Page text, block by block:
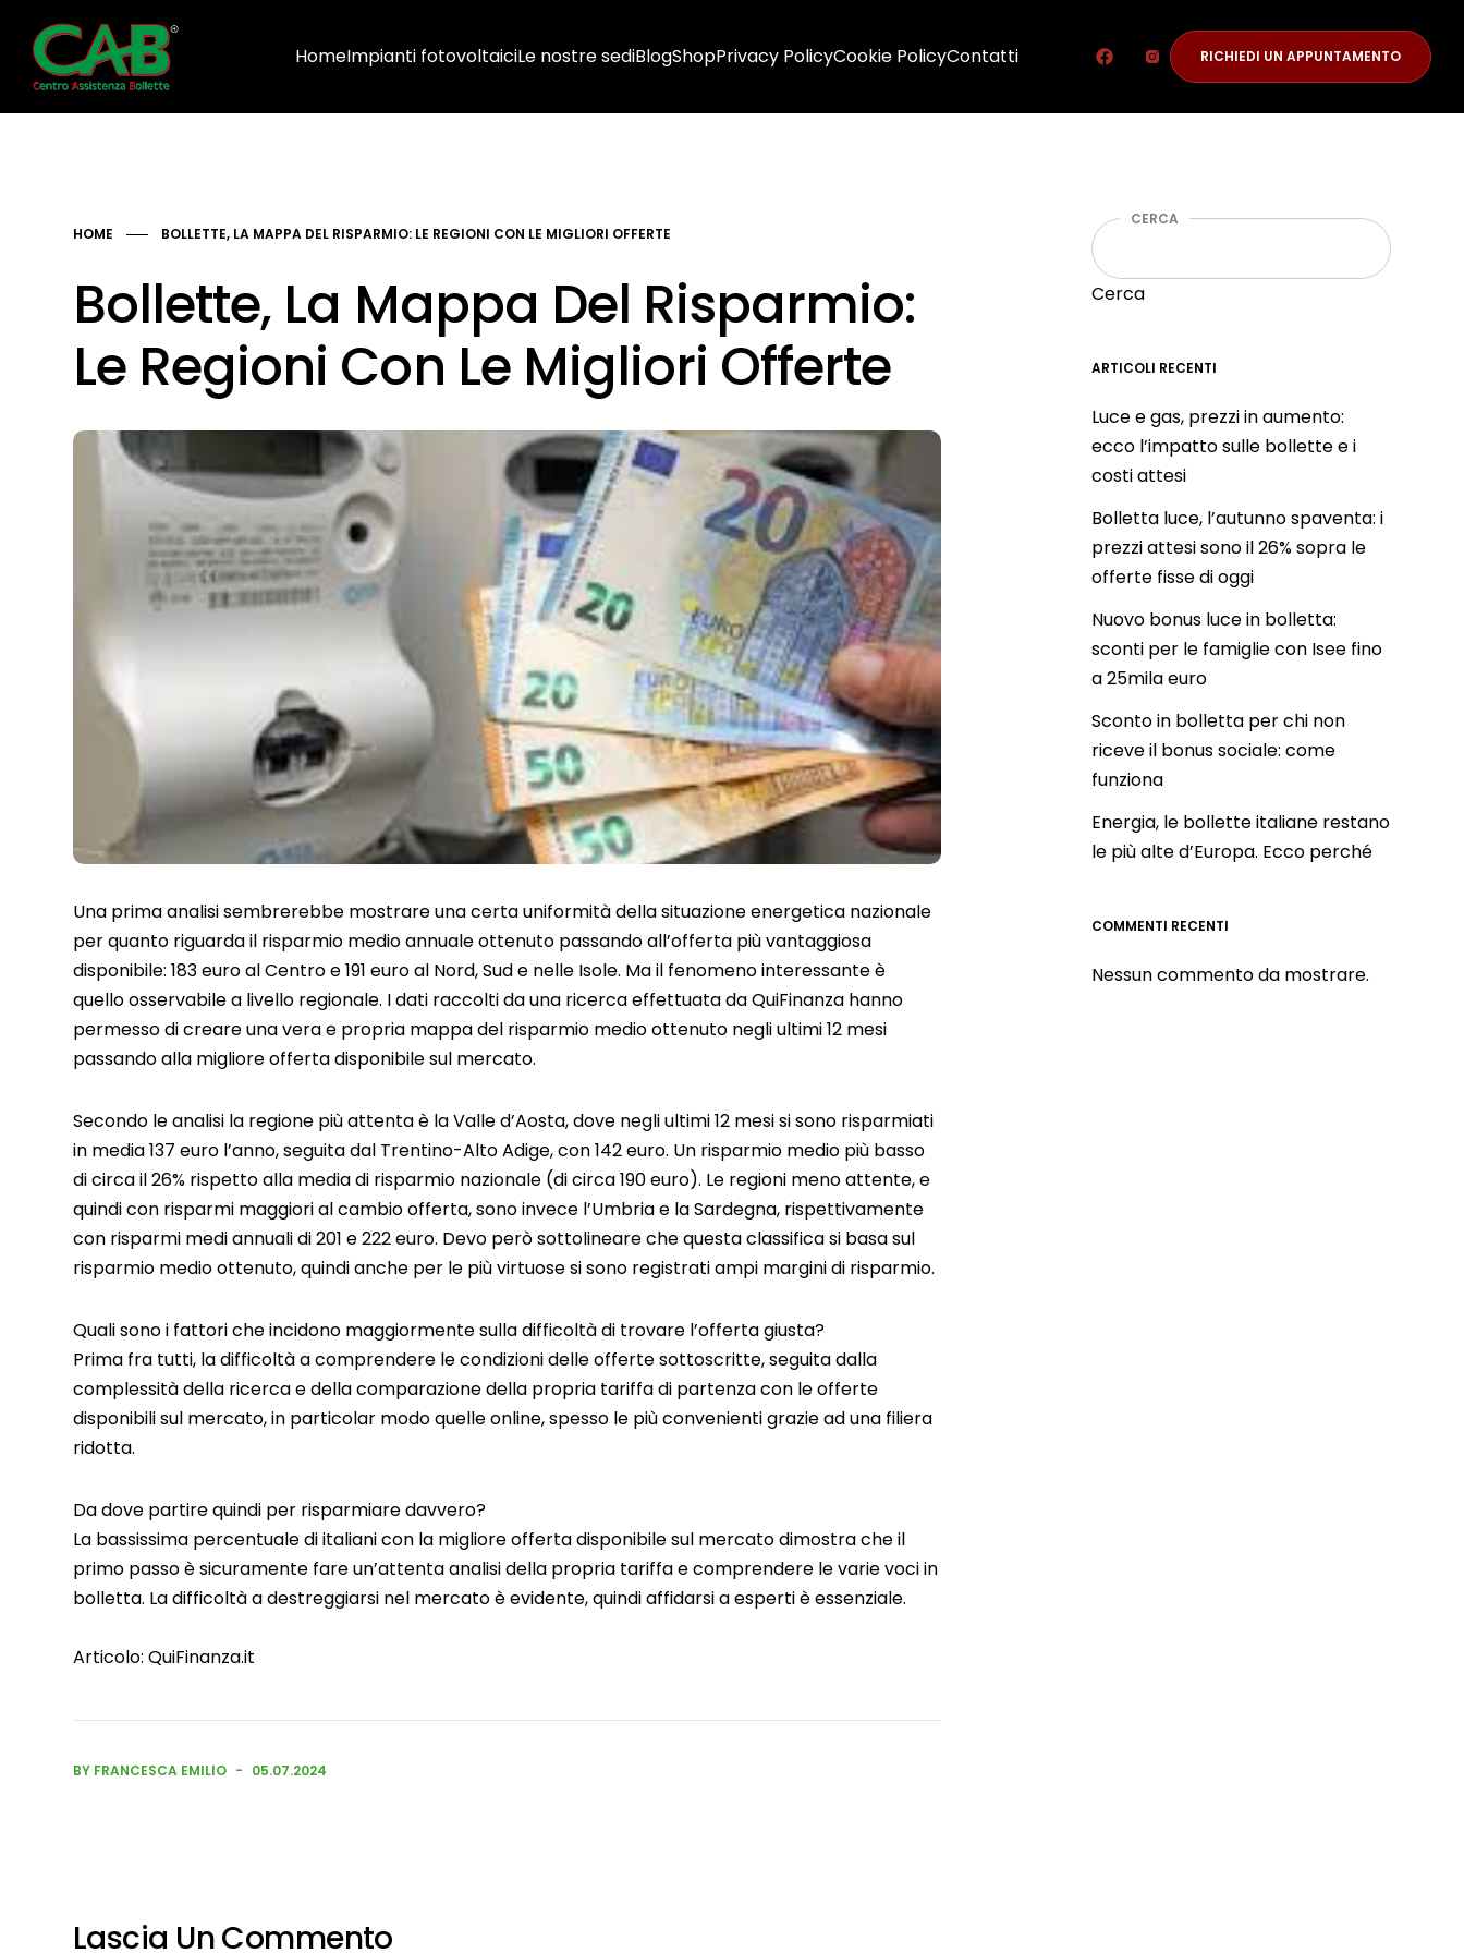
HomeImpianti fotovoltaiciLe nostre sediBlogShopPrivacy PolicyCookie PolicyContatti RICHIEDI UN APPUNTAMENTO
HOME BOLLETTE, LA MAPPA DEL RISPARMIO: LE REGIONI CON LE MIGLIORI OFFERTE
Bollette, La Mappa Del Risparmio:
Le Regioni Con Le Migliori Offerte
Una prima analisi sembrerebbe mostrare una certa uniformità della situazione energetica nazionale
per quanto riguarda il risparmio medio annuale ottenuto passando all’offerta più vantaggiosa
disponibile: 183 euro al Centro e 191 euro al Nord, Sud e nelle Isole. Ma il fenomeno interessante è
quello osservabile a livello regionale. I dati raccolti da una ricerca effettuata da QuiFinanza hanno
permesso di creare una vera e propria mappa del risparmio medio ottenuto negli ultimi 12 mesi
passando alla migliore offerta disponibile sul mercato.
Secondo le analisi la regione più attenta è la Valle d’Aosta, dove negli ultimi 12 mesi si sono risparmiati
in media 137 euro l’anno, seguita dal Trentino-Alto Adige, con 142 euro. Un risparmio medio più basso
di circa il 26% rispetto alla media di risparmio nazionale (di circa 190 euro). Le regioni meno attente, e
quindi con risparmi maggiori al cambio offerta, sono invece l’Umbria e la Sardegna, rispettivamente
con risparmi medi annuali di 201 e 222 euro. Devo però sottolineare che questa classifica si basa sul
risparmio medio ottenuto, quindi anche per le più virtuose si sono registrati ampi margini di risparmio.
Quali sono i fattori che incidono maggiormente sulla difficoltà di trovare l’offerta giusta?
Prima fra tutti, la difficoltà a comprendere le condizioni delle offerte sottoscritte, seguita dalla
complessità della ricerca e della comparazione della propria tariffa di partenza con le offerte
disponibili sul mercato, in particolar modo quelle online, spesso le più convenienti grazie ad una filiera
ridotta.
Da dove partire quindi per risparmiare davvero?
La bassissima percentuale di italiani con la migliore offerta disponibile sul mercato dimostra che il
primo passo è sicuramente fare un’attenta analisi della propria tariffa e comprendere le varie voci in
bolletta. La difficoltà a destreggiarsi nel mercato è evidente, quindi affidarsi a esperti è essenziale.
Articolo: QuiFinanza.it
BY FRANCESCA EMILIO 05.07.2024
Lascia Un Commento
CERCA
Cerca
ARTICOLI RECENTI
Luce e gas, prezzi in aumento:
ecco l’impatto sulle bollette e i
costi attesi
Bolletta luce, l’autunno spaventa: i
prezzi attesi sono il 26% sopra le
offerte fisse di oggi
Nuovo bonus luce in bolletta:
sconti per le famiglie con Isee fino
a 25mila euro
Sconto in bolletta per chi non
riceve il bonus sociale: come
funziona
Energia, le bollette italiane restano
le più alte d’Europa. Ecco perché
COMMENTI RECENTI
Nessun commento da mostrare.